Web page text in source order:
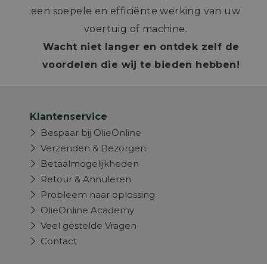
een soepele en efficiënte werking van uw
voertuig of machine.
Wacht niet langer en ontdek zelf de
voordelen die wij te bieden hebben!
Klantenservice
Bespaar bij OlieOnline
Verzenden & Bezorgen
Betaalmogelijkheden
Retour & Annuleren
Probleem naar oplossing
OlieOnline Academy
Veel gestelde Vragen
Contact